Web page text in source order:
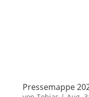
Pressemappe